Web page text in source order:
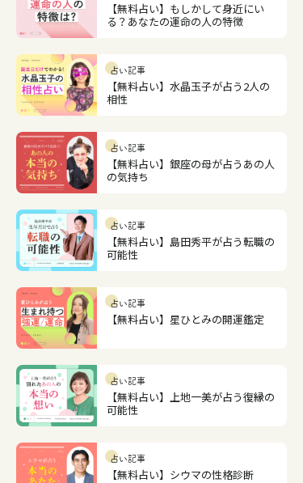
【無料占い】もしかして身近にい
る？あなたの運命の人の特徴
占い記事
【無料占い】水晶玉子が占う2人の
相性
占い記事
【無料占い】銀座の母が占うあの人
の気持ち
占い記事
【無料占い】島田秀平が占う転職の
可能性
占い記事
【無料占い】星ひとみの開運鑑定
占い記事
【無料占い】上地一美が占う復縁の
可能性
占い記事
【無料占い】シウマの性格診断